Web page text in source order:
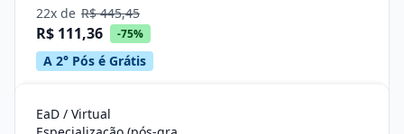
22x de R$ 445,45
R$ 111,36 -75%
A 2° Pós é Grátis
EaD / Virtual